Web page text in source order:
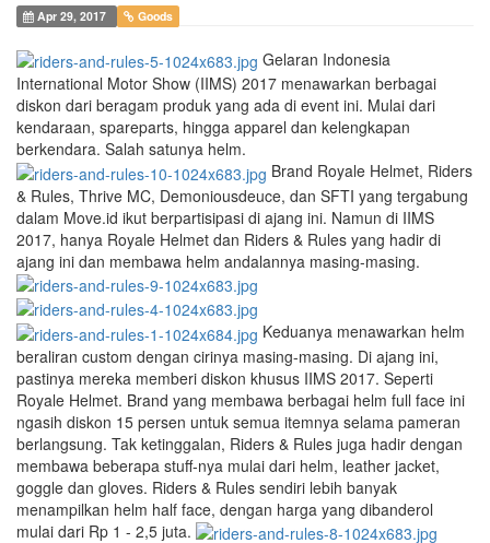
Apr 29, 2017 Goods
Gelaran Indonesia
International Motor Show (IIMS) 2017 menawarkan berbagai
diskon dari beragam produk yang ada di event ini. Mulai dari
kendaraan, spareparts, hingga apparel dan kelengkapan
berkendara. Salah satunya helm.
Brand Royale Helmet, Riders
& Rules, Thrive MC, Demoniousdeuce, dan SFTI yang tergabung
dalam Move.id ikut berpartisipasi di ajang ini. Namun di IIMS
2017, hanya Royale Helmet dan Riders & Rules yang hadir di
ajang ini dan membawa helm andalannya masing-masing.
Keduanya menawarkan helm
beraliran custom dengan cirinya masing-masing. Di ajang ini,
pastinya mereka memberi diskon khusus IIMS 2017. Seperti
Royale Helmet. Brand yang membawa berbagai helm full face ini
ngasih diskon 15 persen untuk semua itemnya selama pameran
berlangsung. Tak ketinggalan, Riders & Rules juga hadir dengan
membawa beberapa stuff-nya mulai dari helm, leather jacket,
goggle dan gloves. Riders & Rules sendiri lebih banyak
menampilkan helm half face, dengan harga yang dibanderol
mulai dari Rp 1 - 2,5 juta.